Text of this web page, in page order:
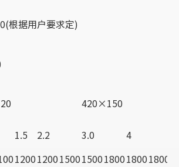
根据用户要求定)
420×150
1.5 2.2 3.0 4
1200120015001500180018001800